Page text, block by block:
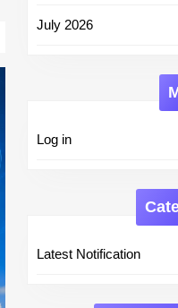
July 2026
Log in
Latest Notification